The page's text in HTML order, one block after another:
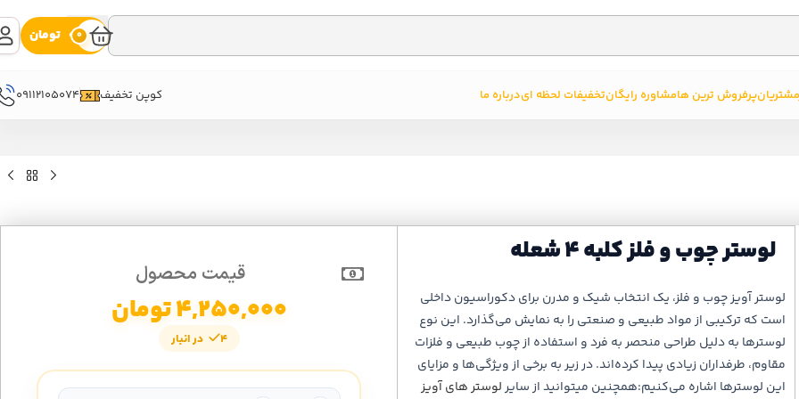
0
0 تومان
پرفروش ترین هامشاوره رایگانتخفیفات لحظه ایدرباره ما کوپن تخفیف 09112105074
لوستر چوب و فلز کلبه ۴ شعله
لوستر آویز چوب و فلز، یک انتخاب شیک و مدرن برای دکوراسیون داخلی
است که ترکیبی از مواد طبیعی و صنعتی را به نمایش می‌گذارد. این نوع
لوسترها به دلیل طراحی منحصر به فرد و استفاده از چوب طبیعی و فلزات
مقاوم، طرفداران زیادی پیدا کرده‌اند. در زیر به برخی از ویژگی‌ها و مزایای
این لوسترها اشاره می‌کنیم:همچنین میتوانید از سایرلوستر های آویز
قیمت محصول
4,250,000تومان
4 در انبار